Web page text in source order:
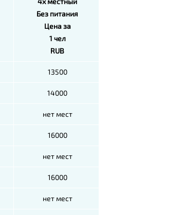
Без питания
Цена за
1 чел
RUB
13500
14000
нет мест
16000
нет мест
16000
нет мест